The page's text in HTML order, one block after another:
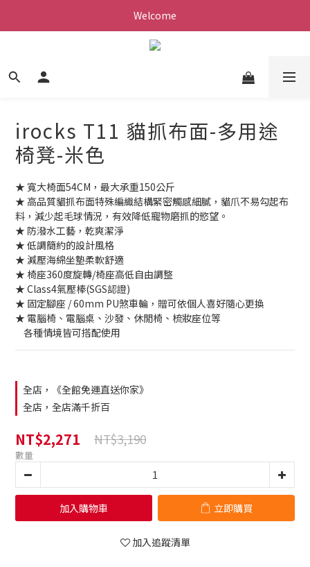
Welcome
irocks T11 貓抓布面-多用途
椅凳-米色
★ 寬大椅面54CM，最大承重150公斤
★ 高品質貓抓布面特殊編織結構緊密觸感細膩，貓爪不易勾起布
料，減少起毛球情況，有效降低寵物磨抓的慾望。
★ 防潑水工藝，乾爽潔淨
★ 低調簡約的設計風格
★ 減壓海綿坐墊柔軟舒適
★ 椅座360度旋轉/椅座高低自由調整
★ Class4氣壓棒(SGS認證)
★ 固定腳座 / 60mm PU煞車輪，贈可依個人喜好隨心更換
★ 電腦椅、電腦桌、沙發、休閒椅、梳妝座位等
    各種情境皆可搭配使用
全店，《全館免運直送你家》
全店，全店滿千折百
NT$2,271 NT$3,190
數量
加入購物車 立即購買
加入追蹤清單